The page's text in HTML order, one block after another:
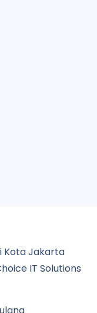
Kota Jakarta
IT Solutions